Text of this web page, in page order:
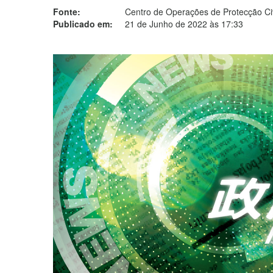
Fonte:
Centro de Operações de Protecção
Publicado em:
21 de Junho de 2022 às 17:33